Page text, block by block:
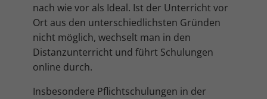
nach wie vor als Ideal. Ist der Unterricht vor
Ort aus den unterschiedlichsten Gründen
nicht möglich, wechselt man in den
Distanzunterricht und führt Schulungen
online durch.
Insbesondere Pflichtschulungen in der
Cookie-Informationen anzeigen
Marketing (4)
Marketing-Cookies werden von Drittanbietern oder Publishern
verwendet, um personalisierte Werbung anzuzeigen. Sie tun dies, indem
sie Besucher über Websites hinweg verfolgen.
Cookie-Informationen anzeigen